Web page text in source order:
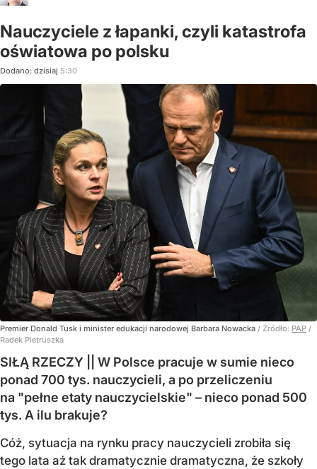
Nauczyciele z łapanki, czyli katastrofa
oświatowa po polsku
Dodano: dzisiaj 5:30
Premier Donald Tusk i minister edukacji narodowej Barbara Nowacka / Źródło: PAP /
Radek Pietruszka
SIŁĄ RZECZY || W Polsce pracuje w sumie nieco
ponad 700 tys. nauczycieli, a po przeliczeniu
na "pełne etaty nauczycielskie" – nieco ponad 500
tys. A ilu brakuje?
Cóż, sytuacja na rynku pracy nauczycieli zrobiła się
tego lata aż tak dramatycznie dramatyczna, że szkoły